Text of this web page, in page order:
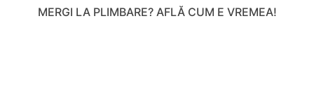
MERGI LA PLIMBARE? AFLĂ CUM E VREMEA!